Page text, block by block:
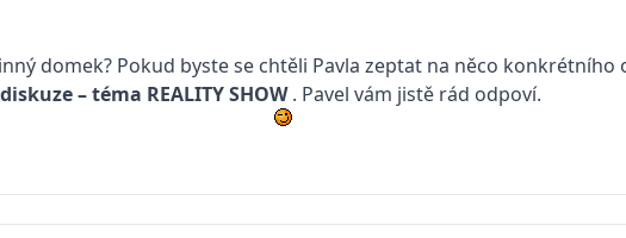
domek? Pokud byste se chtěli Pavla zeptat na něco konkrétního
diskuze – téma REALITY SHOW. Pavel vám jistě rád odpoví.